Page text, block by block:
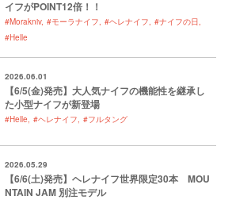
イフがPOINT12倍！！
#Morakniv #モーラナイフ #ヘレナイフ #ナイフの日
#Helle
2026.06.01
【6/5(金)発売】大人気ナイフの機能性を継承し
た小型ナイフが新登場
#Helle #ヘレナイフ #フルタング
2026.05.29
【6/6(土)発売】ヘレナイフ世界限定30本 MOU
NTAIN JAM 別注モデル